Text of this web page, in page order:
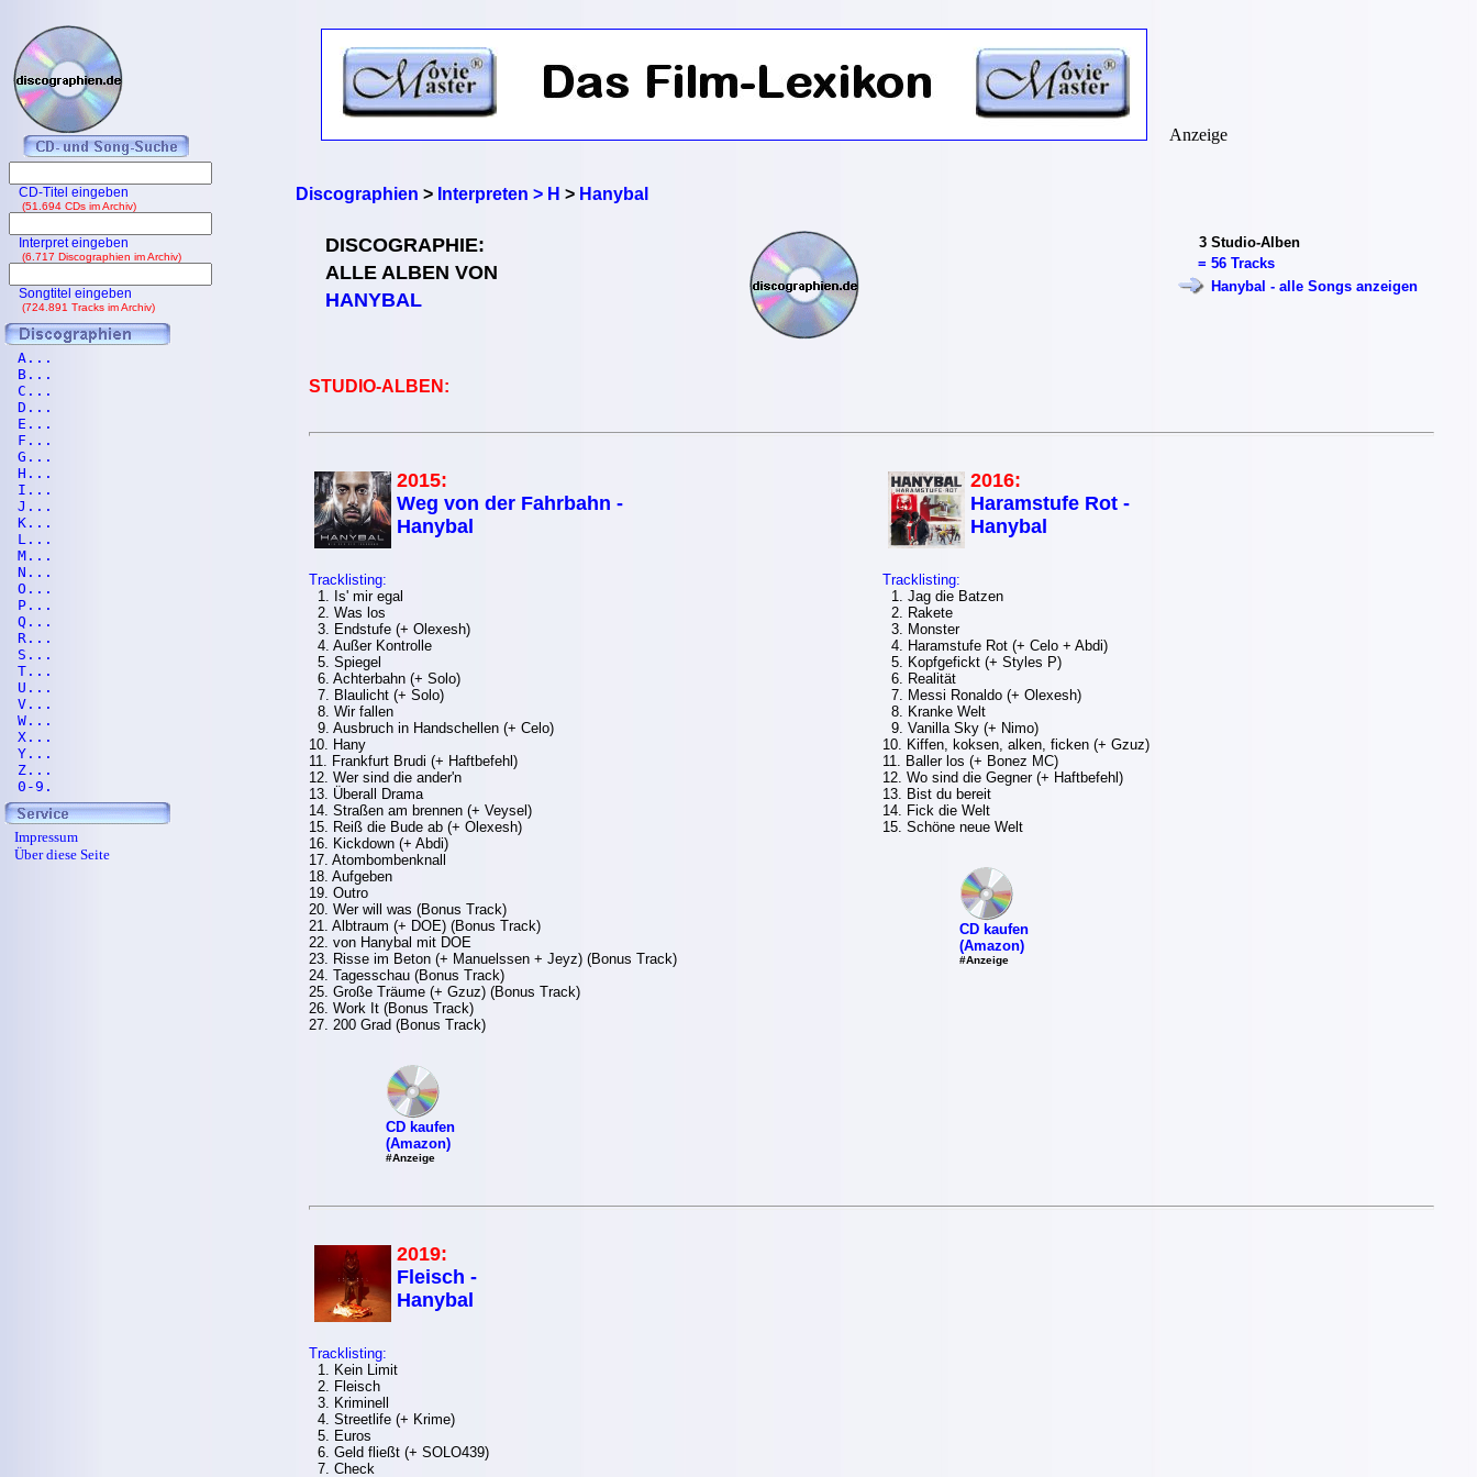
Discographien > Interpreten > H > Hanybal
DISCOGRAPHIE:
ALLE ALBEN VON
HANYBAL
3 Studio-Alben
= 56 Tracks
Hanybal - alle Songs anzeigen
STUDIO-ALBEN:
2015:
Weg von der Fahrbahn -
Hanybal
Tracklisting:
1. Is' mir egal
2. Was los
3. Endstufe (+ Olexesh)
4. Außer Kontrolle
5. Spiegel
6. Achterbahn (+ Solo)
7. Blaulicht (+ Solo)
8. Wir fallen
9. Ausbruch in Handschellen (+ Celo)
10. Hany
11. Frankfurt Brudi (+ Haftbefehl)
12. Wer sind die ander'n
13. Überall Drama
14. Straßen am brennen (+ Veysel)
15. Reiß die Bude ab (+ Olexesh)
16. Kickdown (+ Abdi)
17. Atombombenknall
18. Aufgeben
19. Outro
20. Wer will was (Bonus Track)
21. Albtraum (+ DOE) (Bonus Track)
22. von Hanybal mit DOE
23. Risse im Beton (+ Manuelssen + Jeyz) (Bonus Track)
24. Tagesschau (Bonus Track)
25. Große Träume (+ Gzuz) (Bonus Track)
26. Work It (Bonus Track)
27. 200 Grad (Bonus Track)
CD kaufen
(Amazon)
#Anzeige
2016:
Haramstufe Rot -
Hanybal
Tracklisting:
1. Jag die Batzen
2. Rakete
3. Monster
4. Haramstufe Rot (+ Celo + Abdi)
5. Kopfgefickt (+ Styles P)
6. Realität
7. Messi Ronaldo (+ Olexesh)
8. Kranke Welt
9. Vanilla Sky (+ Nimo)
10. Kiffen, koksen, alken, ficken (+ Gzuz)
11. Baller los (+ Bonez MC)
12. Wo sind die Gegner (+ Haftbefehl)
13. Bist du bereit
14. Fick die Welt
15. Schöne neue Welt
CD kaufen
(Amazon)
#Anzeige
2019:
Fleisch -
Hanybal
Tracklisting:
1. Kein Limit
2. Fleisch
3. Kriminell
4. Streetlife (+ Krime)
5. Euros
6. Geld fließt (+ SOLO439)
7. Check
Anzeige
CD-Titel eingeben
(51.694 CDs im Archiv)
Interpret eingeben
(6.717 Discographien im Archiv)
Songtitel eingeben
(724.891 Tracks im Archiv)
A...
B...
C...
D...
E...
F...
G...
H...
I...
J...
K...
L...
M...
N...
O...
P...
Q...
R...
S...
T...
U...
V...
W...
X...
Y...
Z...
0-9.
Impressum
Über diese Seite